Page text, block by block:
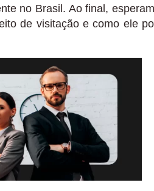
no Brasil. Ao final,
de visitação e como ele